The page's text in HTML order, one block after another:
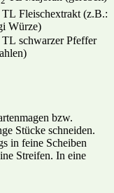
TL Fleischextrakt (z.B.:
Würze)
TL schwarzer Pfeffer
bzw.
Stücke schneiden.
in feine Scheiben
Streifen. In eine